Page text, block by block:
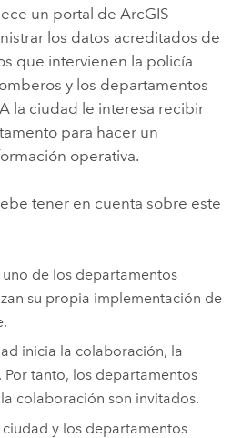
un portal de ArcGIS
los datos acreditados de
que intervienen la policía
y los departamentos
la ciudad le interesa recibir
para hacer un
operativa.
tener en cuenta sobre este
de los departamentos
su propia implementación de
.
inicia la colaboración, la
Por tanto, los departamentos
colaboración son invitados.
y los departamentos